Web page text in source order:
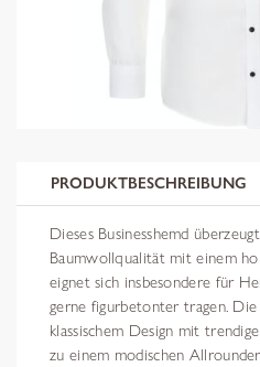
PRODUKTBESCHREIBUNG
Dieses Businesshemd
Baumwollqualität mit einem
eignet sich insbesondere für
gerne figurbetonter tragen. Die
klassischem Design mit
zu einem modischen